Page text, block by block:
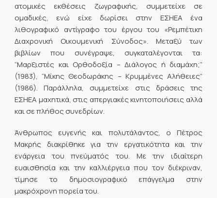
ατομικές εκθέσεις ζωγραφικής, συμμετείχε σε
ομαδικές, ενώ είχε δωρίσει στην ΕΣΗΕΑ ένα
λιθογραφικό αντίγραφο του έργου του «Ρεμπέτικη
Διαχρονική Οικουμενική Σύνοδος». Μεταξύ των
βιβλίων που συνέγραψε, συγκαταλέγονται τα:
“Μαρξιστές και Ορθοδοξία – Διάλογος ή διαμάχη;”
(1983), “Μίκης Θεοδωράκης – Κρυμμένες Αλήθειες”
(1986). Παράλληλα, συμμετείχε στις δράσεις της
ΕΣΗΕΑ μαχητικά, στις απεργιακές κινητοποιήσεις αλλά
και σε πλήθος συνεδρίων.
Άνθρωπος ευγενής και πολυτάλαντος, ο Πέτρος
Μακρής διακρίθηκε για την εργατικότητα και την
ενάργεια του πνεύματός του. Με την ιδιαίτερη
ευαισθησία και την καλλιέργεια που τον διέκριναν,
τίμησε το δημοσιογραφικό επάγγελμα στην
μακρόχρονη πορεία του.